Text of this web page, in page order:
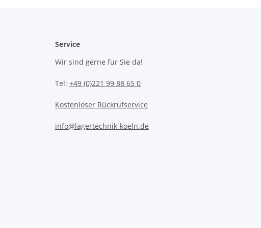
Service
Wir sind gerne für Sie da!
Tel: +49 (0)221 99 88 65 0
Kostenloser Rückrufservice
info@lagertechnik-koeln.de